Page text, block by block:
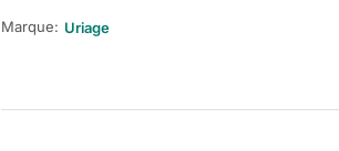
Marque: Uriage